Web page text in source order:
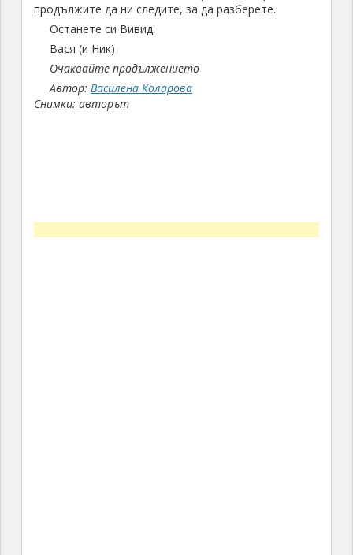
продължите да ни следите, за да разберете.
Останете си Вивид,
Вася (и Ник)
Очаквайте продължението
Автор: Василена Коларова
Снимки: авторът